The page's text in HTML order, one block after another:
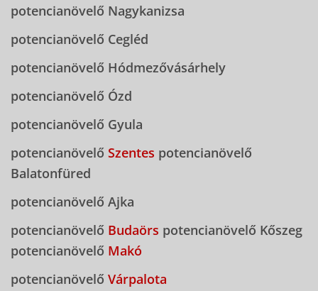
potencianövelő Nagykanizsa
potencianövelő Cegléd
potencianövelő Hódmezővásárhely
potencianövelő Ózd
potencianövelő Gyula
potencianövelő Szentes potencianövelő
Balatonfüred
potencianövelő Ajka
potencianövelő Budaörs potencianövelő Kőszeg
potencianövelő Makó
potencianövelő Várpalota